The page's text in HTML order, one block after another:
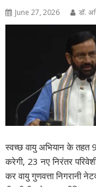
June 27, 2026 डॉ.
स्वच्छ वायु अभियान के तहत
करेगी, 23 नए निरंतर
कर वायु गुणवत्ता निगरानी